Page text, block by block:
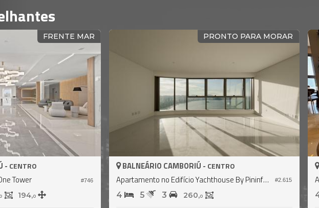
#746
PRONTO PARA MORAR
#2.615
BALNEÁRIO CAMBORIÚ -CENTRO
Apartamento no Edifício Yachthouse By Pininfarina
4 260,0
BALNEÁRIO
Apartamento no